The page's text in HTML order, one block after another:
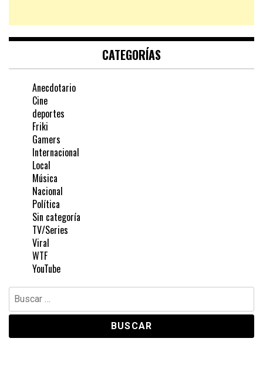
CATEGORÍAS
Anecdotario
Cine
deportes
Friki
Gamers
Internacional
Local
Música
Nacional
Política
Sin categoría
TV/Series
Viral
WTF
YouTube
Buscar: